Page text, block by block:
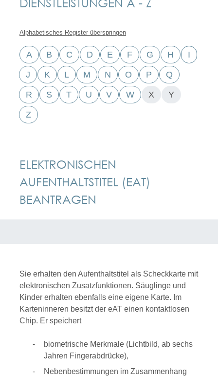
Alphabetisches Register überspringen
A B C D E F G H I
J K L M N O P Q
R S T U V W X Y
Z
ELEKTRONISCHEN
AUFENTHALTSTITEL (EAT)
BEANTRAGEN
Sie erhalten den Aufenthaltstitel als Scheckkarte mit
elektronischen Zusatzfunktionen. Säuglinge und
Kinder erhalten ebenfalls eine eigene Karte. Im
Karteninneren besitzt der eAT einen kontaktlosen
Chip. Er speichert
biometrische Merkmale (Lichtbild, ab sechs
Jahren Fingerabdrücke),
Nebenbestimmungen im Zusammenhang